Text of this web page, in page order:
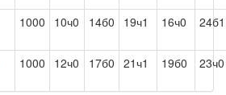
1000 10ч0 14б0 19ч1 16ч0 24б1
1000 12ч0 17б0 21ч1 19б0 23ч0